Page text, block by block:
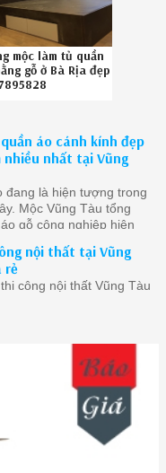
mộc làm tủ quần
gỗ ở Bà Rịa đẹp
áo cánh kính đẹp
nhiều nhất tại Vũng
đang là hiện tượng trong
Mộc Vũng Tàu tổng
gỗ công nghiệp hiện
nội thất tại Vũng
rẻ
công nội thất Vũng Tàu